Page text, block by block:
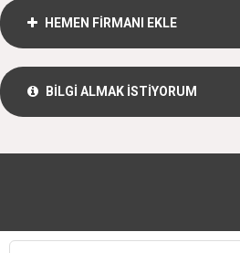
HEMEN FİRMANI EKLE
BİLGİ ALMAK İSTİYORUM